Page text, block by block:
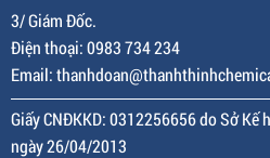
3/ Giám Đốc.
Điện thoại: 0983 734 234
Email:
Giấy CNĐKKD: 0312256656 do Sở Kế
ngày 26/04/2013